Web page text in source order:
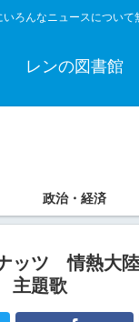
ろんなニュースについ
レンの図書館
政治・経済
ナッツ 情熱
題歌